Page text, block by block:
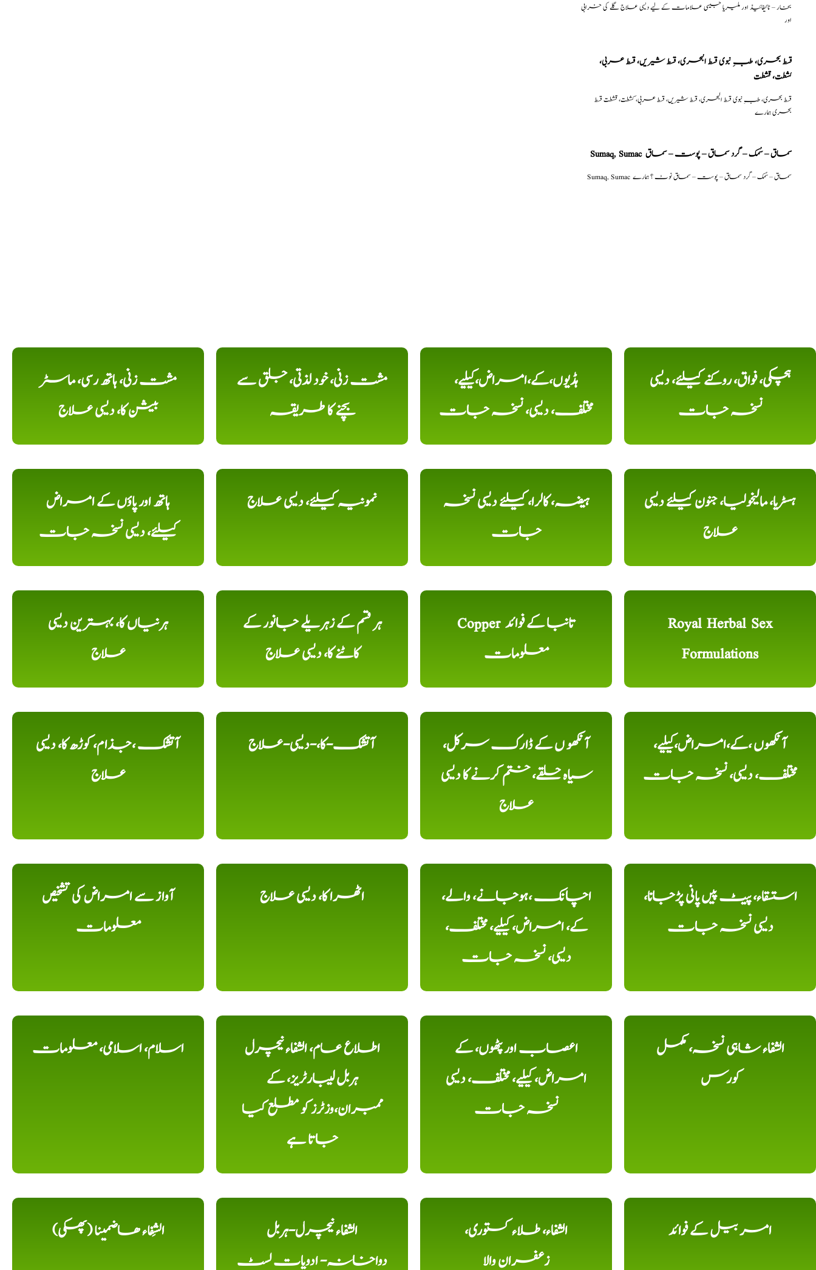
بخار – ٹائیفائیڈ اور ملیریا جیسی علامات کے لیے دیسی علاج گلے کی خرابی
اور
قسط بحری، طبِ نبوی قسط البحری، قسط شیریں، قسط عربی،
كشطت، قشطت
بحری ہمارے
Sumaq, Sumac سماق – سُمک – گرد سماق – پوست – سماق
Sumaq, Sumac سماق – سُمک – گرد سماق – پوست – سماق نوٹ ؟ ہمارے
مشت زنی، ہاتھ رسی، ماسٹر
بیشن کا، دیسی علاج
مشت زنی، خود لذتی، جلق سے
بچنے کا طریقہ
ہڈیوں،کے،امراض،کیلیے،
مختلف، دیسی، نسخہ جات
ہچکی، فواق، روکنے کیلئے، دیسی
نسخہ جات
ہاتھ اور پاؤں کے امراض
کیلئے، دیسی نسخہ جات
نمونیہ کیلئے، دیسی علاج
ہیضہ، کالرا، کیلئے دیسی نسخہ
جات
ہسٹریا، مالیخولیا، جنون کیلئے دیسی
علاج
ہرنیاں کا، بہترین دیسی
علاج
ہر قسم کے زہریلے جانور کے
کاٹنے کا، دیسی علاج
Copper تانبا کے فوائد
معلومات
Royal Herbal Sex
Formulations
آتشک ،جذام، کوڑھ کا، دیسی
علاج
آتشک-کا،-دیسی-علاج
آنکھو ں کے ڈارک سرکل،
سیاہ حلقے، ختم کرنے کا دیسی
علاج
آنکھوں ،کے،امراض،کیلیے،
مختلف، دیسی، نسخہ جات
آواز سے امراض کی تشخیص
معلومات
اٹھرا کا، دیسی علاج
اچانک ،ہوجانے، والے،
کے، امراض، کیلیے، مختلف،
دیسی، نسخہ جات
استسقاء، پیٹ پیں پانی پڑجانا،
دیسی نسخہ جات
اسلام، اسلامی، معلومات
اطلاع عام، الشفاء نیچرل
ہربل لیبارٹریز، کے
ممبران،وزٹرز کو مطلع کیا
جاتا ہے
اعصاب اور پٹھوں، کے
امراض، کیلیے، مختلف، دیسی
نسخہ جات
الشفاء شاہی نسخہ، مکمل
کورس
الشِفاء ھاضمینا (پھکی)
الشفاء نیچرل-ہربل
دواخانہ- ادویات لسٹ
الشفاء، طلاء کستوری،
زعفران والا
امر بیل کے فوائد